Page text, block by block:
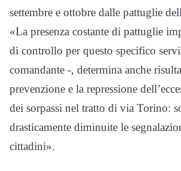
settembre e ottobre dalle pattuglie
«La presenza costante di pattuglie
di controllo per questo specifico
comandante -, determina anche
prevenzione e la repressione
dei sorpassi nel tratto di via Torino:
drasticamente diminuite le
cittadini».